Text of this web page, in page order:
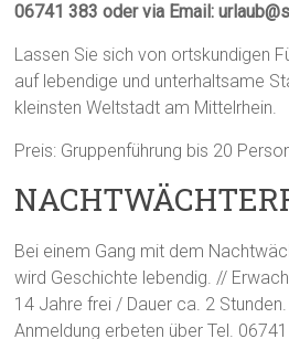
06741 383 oder via Email:
Lassen Sie sich von ortskundigen
auf lebendige und unterhaltsame
kleinsten Weltstadt am Mittelrhein.
Preis: Gruppenführung bis 20
Bei einem Gang mit dem
wird Geschichte lebendig. //
14 Jahre frei / Dauer ca. 2 Stunden.
Anmeldung erbeten über Tel.